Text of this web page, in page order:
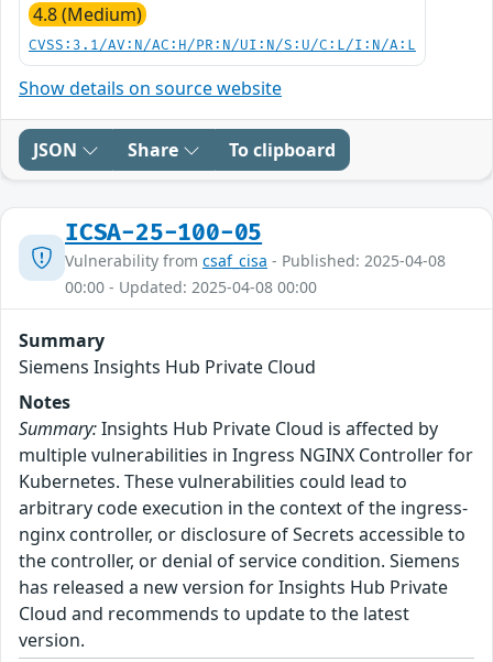
4.8 (Medium)
CVSS:3.1/AV:N/AC:H/PR:N/UI:N/S:U/C:L/I:N/A:L
Show details on source website
JSON Share To clipboard
ICSA-25-100-05
Vulnerability from csaf_cisa - Published: 2025-04-08
00:00 - Updated: 2025-04-08 00:00
Summary
Siemens Insights Hub Private Cloud
Notes
Summary:Insights Hub Private Cloud is affected by
multiple vulnerabilities in Ingress NGINX Controller for
Kubernetes. These vulnerabilities could lead to
arbitrary code execution in the context of the ingress-
nginx controller, or disclosure of Secrets accessible to
the controller, or denial of service condition. Siemens
has released a new version for Insights Hub Private
Cloud and recommends to update to the latest
version.